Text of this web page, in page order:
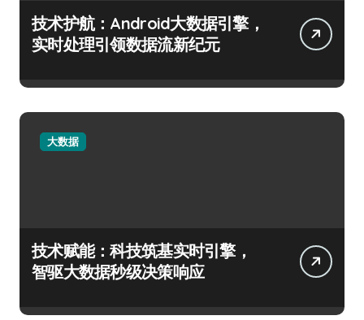
技术护航：Android大数据引擎，
实时处理引领数据流新纪元
大数据
技术赋能：科技筑基实时引擎，
智驱大数据秒级决策响应